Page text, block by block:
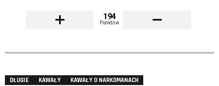
194
Punktów
DŁUGIE KAWAŁY KAWAŁY O NARKOMANACH